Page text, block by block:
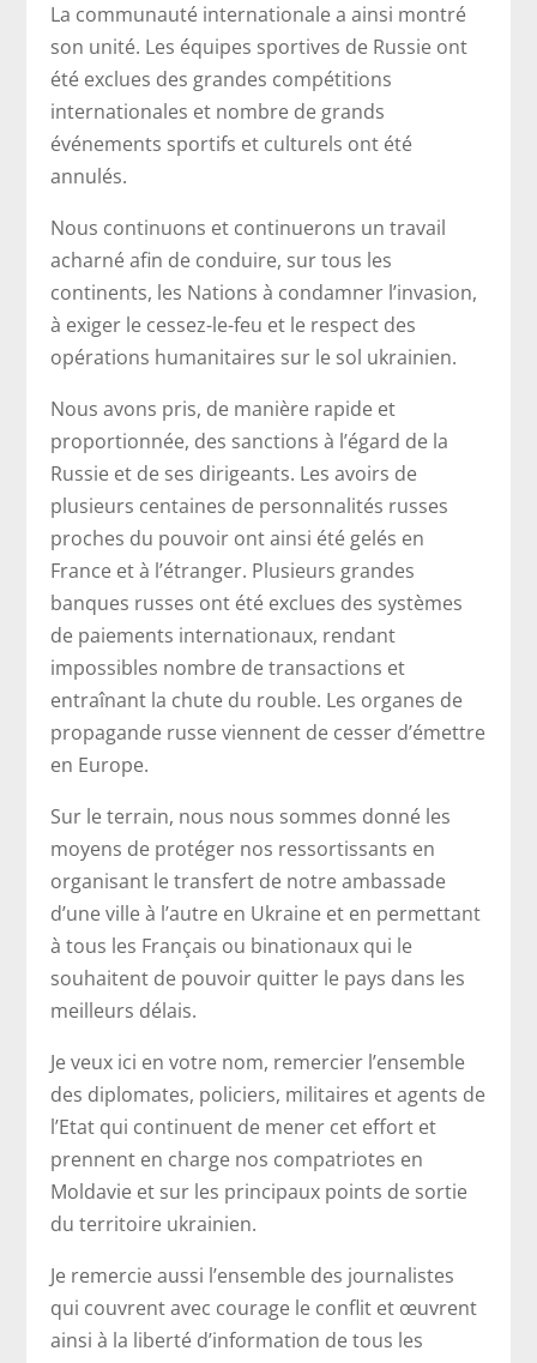
La communauté internationale a ainsi montré
son unité. Les équipes sportives de Russie ont
été exclues des grandes compétitions
internationales et nombre de grands
événements sportifs et culturels ont été
annulés.
Nous continuons et continuerons un travail
acharné afin de conduire, sur tous les
continents, les Nations à condamner l’invasion,
à exiger le cessez-le-feu et le respect des
opérations humanitaires sur le sol ukrainien.
Nous avons pris, de manière rapide et
proportionnée, des sanctions à l’égard de la
Russie et de ses dirigeants. Les avoirs de
plusieurs centaines de personnalités russes
proches du pouvoir ont ainsi été gelés en
France et à l’étranger. Plusieurs grandes
banques russes ont été exclues des systèmes
de paiements internationaux, rendant
impossibles nombre de transactions et
entraînant la chute du rouble. Les organes de
propagande russe viennent de cesser d’émettre
en Europe.
Sur le terrain, nous nous sommes donné les
moyens de protéger nos ressortissants en
organisant le transfert de notre ambassade
d’une ville à l’autre en Ukraine et en permettant
à tous les Français ou binationaux qui le
souhaitent de pouvoir quitter le pays dans les
meilleurs délais.
Je veux ici en votre nom, remercier l’ensemble
des diplomates, policiers, militaires et agents de
l’Etat qui continuent de mener cet effort et
prennent en charge nos compatriotes en
Moldavie et sur les principaux points de sortie
du territoire ukrainien.
Je remercie aussi l’ensemble des journalistes
qui couvrent avec courage le conflit et œuvrent
ainsi à la liberté d’information de tous les